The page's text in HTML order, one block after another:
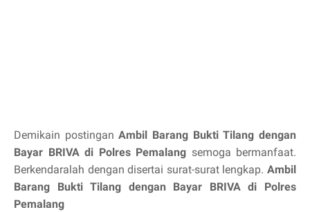
Demikain postinganAmbil Barang Bukti Tilang dengan
Bayar BRIVA di Polres Pemalang semoga bermanfaat.
Berkendaralah dengan disertai surat-surat lengkap. Ambil
Barang Bukti Tilang dengan Bayar BRIVA di Polres
Pemalang